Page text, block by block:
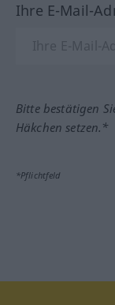
Ihre E-Mail-
Bitte bestätigen
Häkchen setzen.*
*Pflichtfeld